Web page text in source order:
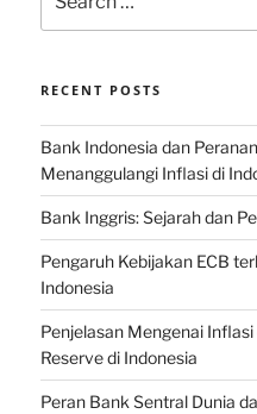
for:
RECENT POSTS
Bank Indonesia dan
Menanggulangi Inflasi di
Bank Inggris: Sejarah dan
Pengaruh Kebijakan ECB
Indonesia
Penjelasan Mengenai Inflasi
Reserve di Indonesia
Peran Bank Sentral Dunia